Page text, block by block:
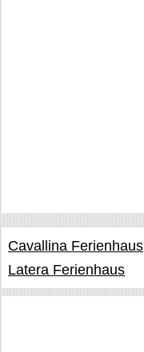
Cavallina Ferienhaus
Latera Ferienhaus